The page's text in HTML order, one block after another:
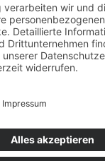
© 2019 | TSG WEINHEIM